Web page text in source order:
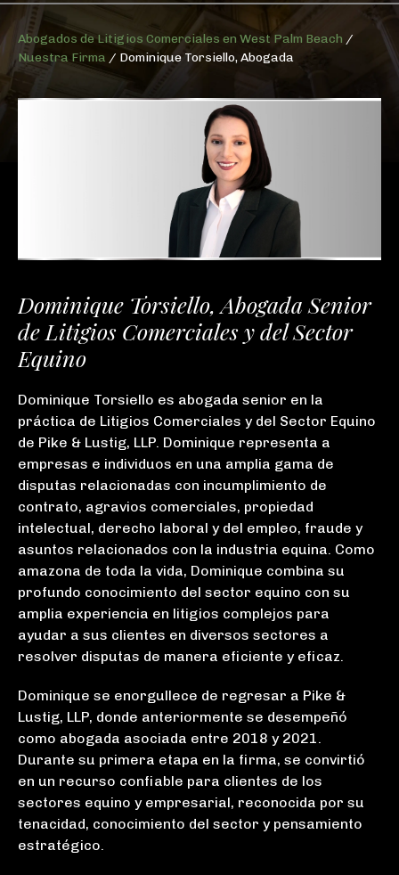
Abogados de Litigios Comerciales en West Palm Beach /
Nuestra Firma / Dominique Torsiello, Abogada
Dominique Torsiello, Abogada Senior
de Litigios Comerciales y del Sector
Equino
Dominique Torsiello es abogada senior en la
práctica de Litigios Comerciales y del Sector Equino
de Pike & Lustig, LLP. Dominique representa a
empresas e individuos en una amplia gama de
disputas relacionadas con incumplimiento de
contrato, agravios comerciales, propiedad
intelectual, derecho laboral y del empleo, fraude y
asuntos relacionados con la industria equina. Como
amazona de toda la vida, Dominique combina su
profundo conocimiento del sector equino con su
amplia experiencia en litigios complejos para
ayudar a sus clientes en diversos sectores a
resolver disputas de manera eficiente y eficaz.
Dominique se enorgullece de regresar a Pike &
Lustig, LLP, donde anteriormente se desempeñó
como abogada asociada entre 2018 y 2021.
Durante su primera etapa en la firma, se convirtió
en un recurso confiable para clientes de los
sectores equino y empresarial, reconocida por su
tenacidad, conocimiento del sector y pensamiento
estratégico.